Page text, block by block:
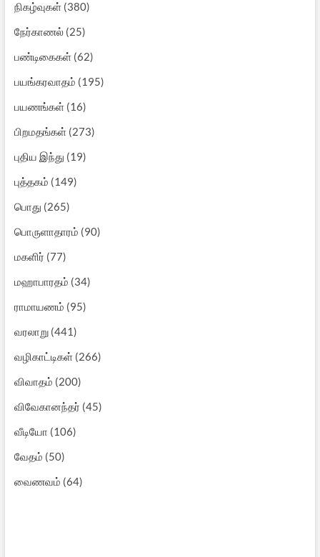
நிகழ்வுகள்(380)
நேர்காணல்(25)
பண்டிகைகள்(62)
பயங்கரவாதம் (195)
பயணங்கள்(16)
பிறமதங்கள்(273)
புதிய இந்து (19)
புத்தகம் (149)
பொது (265)
பொருளாதாரம் (90)
மகளிர் (77)
மஹாபாரதம் (34)
ராமாயணம் (95)
வரலாறு(441)
வழிகாட்டிகள்(266)
விவாதம் (200)
விவேகானந்தர் (45)
வீடியோ (106)
வேதம் (50)
வைணவம் (64)